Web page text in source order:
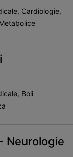
Cardiologie,
Boli
Neurologie